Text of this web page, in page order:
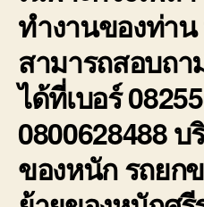
ทำงานของท่าน
สามารถสอบถ
ได้ที่เบอร์
0800628488
ของหนัก รถยก